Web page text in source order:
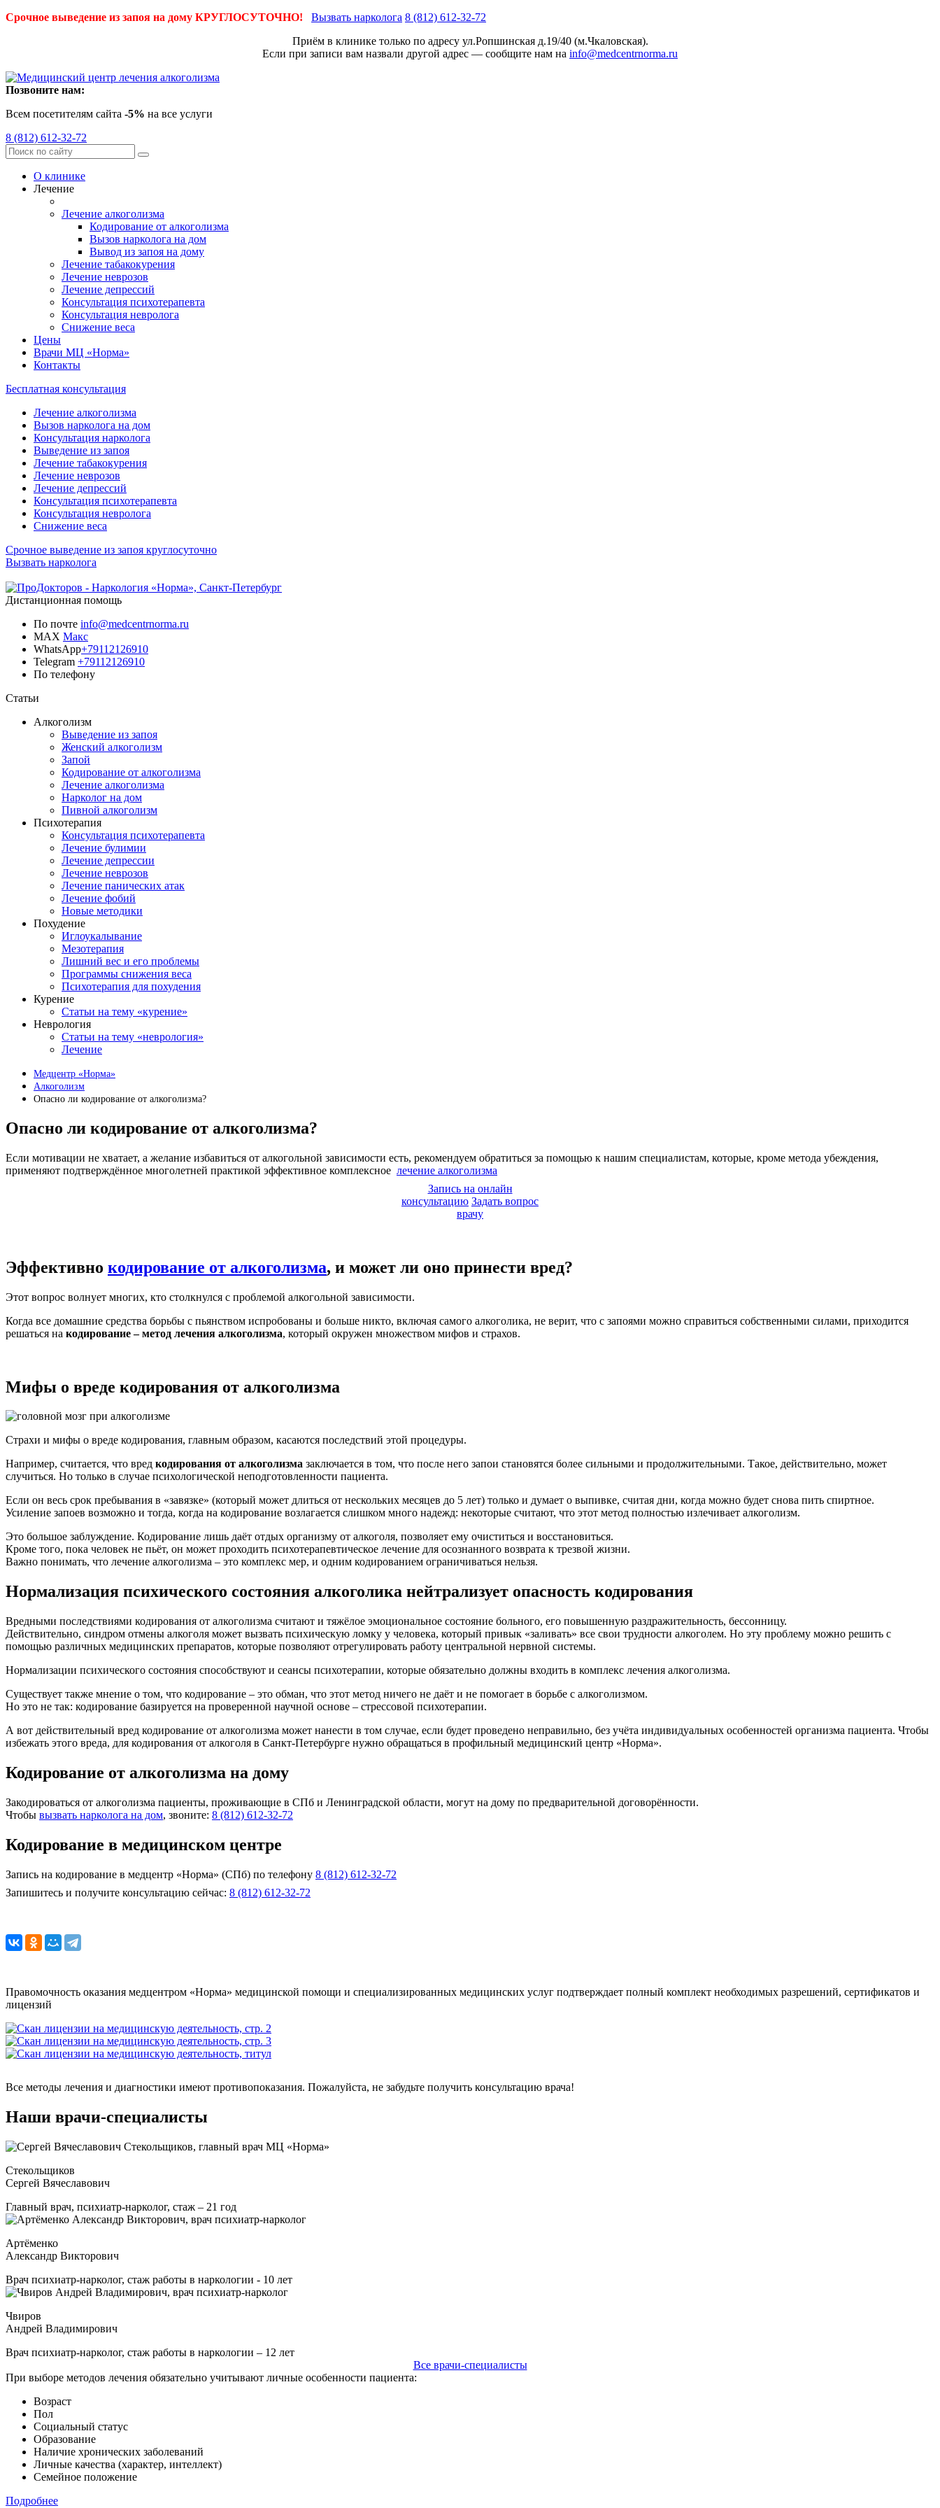
Срочное выведение из запоя на дому КРУГЛОСУТОЧНО! Вызвать нарколога 8 (812) 612-32-72
Приём в клинике только по адресу ул.Ропшинская д.19/40(м.Чкаловская).
Если при записи вам назвали другой адрес — сообщите нам на info@medcentrnorma.ru
Позвоните нам:
Всем посетителям сайта -5% на все услуги
8 (812) 612-32-72
О клинике
Лечение
Лечение алкоголизма
Кодирование от алкоголизма
Вызов нарколога на дом
Вывод из запоя на дому
Лечение табакокурения
Лечение неврозов
Лечение депрессий
Консультация психотерапевта
Консультация невролога
Снижение веса
Цены
Врачи МЦ «Норма»
Контакты
Бесплатная консультация
Лечение алкоголизма
Вызов нарколога на дом
Консультация нарколога
Выведение из запоя
Лечение табакокурения
Лечение неврозов
Лечение депрессий
Консультация психотерапевта
Консультация невролога
Снижение веса
Срочное выведение из запоя круглосуточно
Вызвать нарколога
Дистанционная помощь
По почте info@medcentrnorma.ru
MAX Макс
WhatsApp+79112126910
Telegram +79112126910
По телефону
Статьи
Алкоголизм
Выведение из запоя
Женский алкоголизм
Запой
Кодирование от алкоголизма
Лечение алкоголизма
Нарколог на дом
Пивной алкоголизм
Психотерапия
Консультация психотерапевта
Лечение булимии
Лечение депрессии
Лечение неврозов
Лечение панических атак
Лечение фобий
Новые методики
Похудение
Иглоукалывание
Мезотерапия
Лишний вес и его проблемы
Программы снижения веса
Психотерапия для похудения
Курение
Статьи на тему «курение»
Неврология
Статьи на тему «неврология»
Лечение
Медцентр «Норма»
Алкоголизм
Опасно ли кодирование от алкоголизма?
Опасно ли кодирование от алкоголизма?
Если мотивации не хватает, а желание избавиться от алкогольной зависимости есть, рекомендуем обратиться за помощью к нашим специалистам, которые, кроме метода убеждения,
применяют подтверждённое многолетней практикой эффективное комплексное лечение алкоголизма
Запись на онлайн
консультацию Задать вопрос
врачу
Эффективно кодирование от алкоголизма, и может ли оно принести вред?
Этот вопрос волнует многих, кто столкнулся с проблемой алкогольной зависимости.
Когда все домашние средства борьбы с пьянством испробованы и больше никто, включая самого алкоголика, не верит, что с запоями можно справиться собственными силами, приходится
решаться на кодирование – метод лечения алкоголизма, который окружен множеством мифов и страхов.
Мифы о вреде кодирования от алкоголизма
Страхи и мифы о вреде кодирования, главным образом, касаются последствий этой процедуры.
Например, считается, что вред кодирования от алкоголизма заключается в том, что после него запои становятся более сильными и продолжительными. Такое, действительно, может
случиться. Но только в случае психологической неподготовленности пациента.
Если он весь срок пребывания в «завязке» (который может длиться от нескольких месяцев до 5 лет) только и думает о выпивке, считая дни, когда можно будет снова пить спиртное.
Усиление запоев возможно и тогда, когда на кодирование возлагается слишком много надежд: некоторые считают, что этот метод полностью излечивает алкоголизм.
Это большое заблуждение. Кодирование лишь даёт отдых организму от алкоголя, позволяет ему очиститься и восстановиться.
Кроме того, пока человек не пьёт, он может проходить психотерапевтическое лечение для осознанного возврата к трезвой жизни.
Важно понимать, что лечение алкоголизма – это комплекс мер, и одним кодированием ограничиваться нельзя.
Нормализация психического состояния алкоголика нейтрализует опасность кодирования
Вредными последствиями кодирования от алкоголизма считают и тяжёлое эмоциональное состояние больного, его повышенную раздражительность, бессонницу.
Действительно, синдром отмены алкоголя может вызвать психическую ломку у человека, который привык «заливать» все свои трудности алкоголем. Но эту проблему можно решить с
помощью различных медицинских препаратов, которые позволяют отрегулировать работу центральной нервной системы.
Нормализации психического состояния способствуют и сеансы психотерапии, которые обязательно должны входить в комплекс лечения алкоголизма.
Существует также мнение о том, что кодирование – это обман, что этот метод ничего не даёт и не помогает в борьбе с алкоголизмом.
Но это не так: кодирование базируется на проверенной научной основе – стрессовой психотерапии.
А вот действительный вред кодирование от алкоголизма может нанести в том случае, если будет проведено неправильно, без учёта индивидуальных особенностей организма пациента. Чтобы
избежать этого вреда, для кодирования от алкоголя в Санкт-Петербурге нужно обращаться в профильный медицинский центр «Норма».
Кодирование от алкоголизма на дому
Закодироваться от алкоголизма пациенты, проживающие в СПб и Ленинградской области, могут на дому по предварительной договорённости.
Чтобы вызвать нарколога на дом, звоните: 8 (812) 612-32-72
Кодирование в медицинском центре
Запись на кодирование в медцентр «Норма» (СПб) по телефону 8 (812) 612-32-72
Запишитесь и получите консультацию сейчас: 8 (812) 612-32-72
Правомочность оказания медцентром «Норма» медицинской помощи и специализированных медицинских услуг подтверждает полный комплект необходимых разрешений, сертификатов и
лицензий
Все методы лечения и диагностики имеют противопоказания. Пожалуйста, не забудьте получить консультацию врача!
Наши врачи-специалисты
Стекольщиков
Сергей Вячеславович
Главный врач, психиатр-нарколог, стаж – 21 год
Артёменко
Александр Викторович
Врач психиатр-нарколог, стаж работы в наркологии - 10 лет
Чвиров
Андрей Владимирович
Врач психиатр-нарколог, стаж работы в наркологии – 12 лет
Все врачи-специалисты
При выборе методов лечения обязательно учитывают личные особенности пациента:
Возраст
Пол
Социальный статус
Образование
Наличие хронических заболеваний
Личные качества (характер, интеллект)
Семейное положение
Подробнее